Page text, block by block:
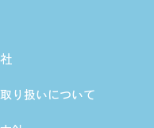
り扱いについて